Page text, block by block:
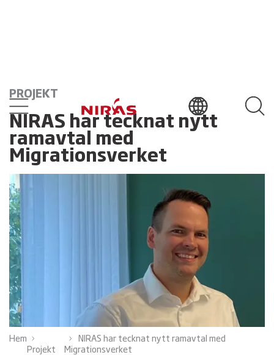
PROJEKT
NIRAS har tecknat nytt
ramavtal med
Migrationsverket
Hem
Projekt
NIRAS har tecknat nytt ramavtal med
Migrationsverket